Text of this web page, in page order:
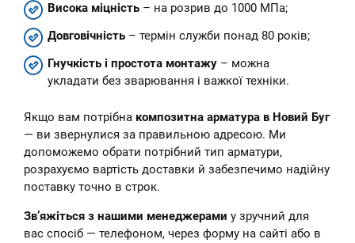
Висока міцність – на розрив до 1000 МПа;
Довговічність – термін служби понад 80 років;
Гнучкість і простота монтажу – можна
укладати без зварювання і важкої техніки.
Якщо вам потрібна композитна арматура в Новий Буг
— ви звернулися за правильною адресою. Ми
допоможемо обрати потрібний тип арматури,
розрахуємо вартість доставки й забезпечимо надійну
поставку точно в строк.
Зв’яжіться з нашими менеджерами у зручний для
вас спосіб — телефоном, через форму на сайті або в